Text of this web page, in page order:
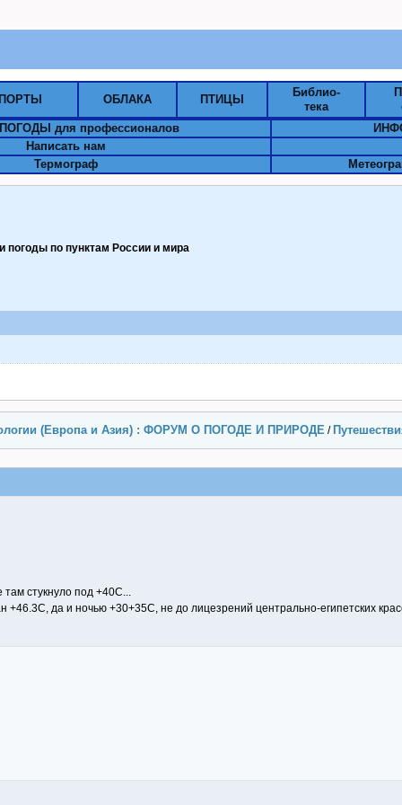
ОБЛАКА ПТИЦЫ
Библио-
тека
для профессионалов
Написать нам
Термограф
по пунктам Pоссии и мира
(Европа и Азия) : ФОРУМ О ПОГОДЕ И ПРИРОДЕ /
стукнуло под +40С...
+46.3С, да и ночью +30+35С, не до лицезрений центрально-египетских